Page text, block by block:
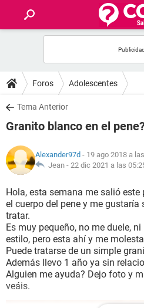
FOROS
SALUD
NUTRICIÓN
BIENESTAR
SEXUALIDAD
GLOSARIO
Foros Adolescentes
Tema Anterior
Granito blanco en el
Alexander97d - 19 ago 2018 a
Jean - 22 dic 2021 a las
Hola, esta semana me salió
el cuerpo del pene y me gustaría
tratar.
Es muy pequeño, no me duele,
estilo, pero esta ahí y me
Puede tratarse de un simple
Además llevo 1 año ya sin
Alguien me ayuda? Dejo foto y
veáis.